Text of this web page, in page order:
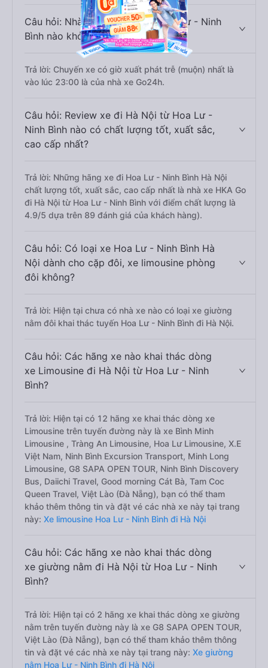
Câu hỏi: Nhà xe đi Hà Nội từ Hoa Lư - Ninh
Bình nào khởi hành trễ nhất?
Trả lời: Chuyến xe có giờ xuất phát trễ (muộn) nhất là
vào lúc 23:00 là của nhà xe Go24h.
Câu hỏi: Review xe đi Hà Nội từ Hoa Lư -
Ninh Bình nào có chất lượng tốt, xuất sắc,
cao cấp nhất?
Trả lời: Những hãng xe đi Hoa Lư - Ninh Bình Hà Nội
chất lượng tốt, xuất sắc, cao cấp nhất là nhà xe HKA Go
đi Hà Nội từ Hoa Lư - Ninh Bình với điểm chất lượng là
4.9/5 dựa trên 89 đánh giá của khách hàng).
Câu hỏi: Có loại xe Hoa Lư - Ninh Bình Hà
Nội dành cho cặp đôi, xe limousine phòng
đôi không?
Trả lời: Hiện tại chưa có nhà xe nào có loại xe giường
nằm đôi khai thác tuyến Hoa Lư - Ninh Bình đi Hà Nội.
Câu hỏi: Các hãng xe nào khai thác dòng
xe Limousine đi Hà Nội từ Hoa Lư - Ninh
Bình?
Trả lời: Hiện tại có 12 hãng xe khai thác dòng xe
Limousine trên tuyến đường này là xe Bình Minh
Limousine , Tràng An Limousine, Hoa Lư Limousine, X.E
Việt Nam, Ninh Bình Excursion Transport, Minh Long
Limousine, G8 SAPA OPEN TOUR, Ninh Bình Discovery
Bus, Daiichi Travel, Good morning Cát Bà, Tam Coc
Queen Travel, Việt Lào (Đà Nẵng), bạn có thể tham
khảo thêm thông tin và đặt vé các nhà xe này tại trang
này: Xe limousine Hoa Lư - Ninh Bình đi Hà Nội
Câu hỏi: Các hãng xe nào khai thác dòng
xe giường nằm đi Hà Nội từ Hoa Lư - Ninh
Bình?
Trả lời: Hiện tại có 2 hãng xe khai thác dòng xe giường
nằm trên tuyến đường này là xe G8 SAPA OPEN TOUR,
Việt Lào (Đà Nẵng), bạn có thể tham khảo thêm thông
tin và đặt vé các nhà xe này tại trang này: Xe giường
nằm Hoa Lư - Ninh Bình đi Hà Nội